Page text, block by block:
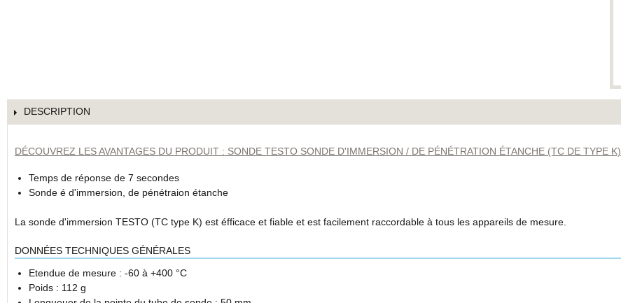
DESCRIPTION
DÉCOUVREZ LES AVANTAGES DU PRODUIT : SONDE TESTO SONDE D'IMMERSION / DE PÉNÉTRATION ÉTANCHE (TC DE TYPE K)
Temps de réponse de 7 secondes
Sonde é d'immersion, de pénétraion étanche
La sonde d'immersion TESTO (TC type K) est éfficace et fiable et est facilement raccordable à tous les appareils de mesure.
DONNÉES TECHNIQUES GÉNÉRALES
Etendue de mesure : -60 à +400 °C
Poids : 112 g